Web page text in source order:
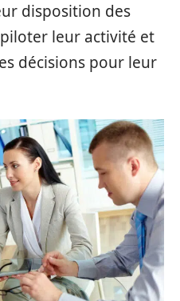
disposition des
leur activité et
décisions pour leur